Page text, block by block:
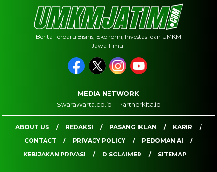
Berita Terbaru Bisnis, Ekonomi, Investasi dan UMKM
Jawa Timur
MEDIA NETWORK
SwaraWarta.co.id
Partnerkita.id
ABOUT US REDAKSI PASANG IKLAN
KARIR
CONTACT
PRIVACY POLICY
PEDOMAN AI
KEBIJAKAN PRIVASI
DISCLAIMER SITEMAP